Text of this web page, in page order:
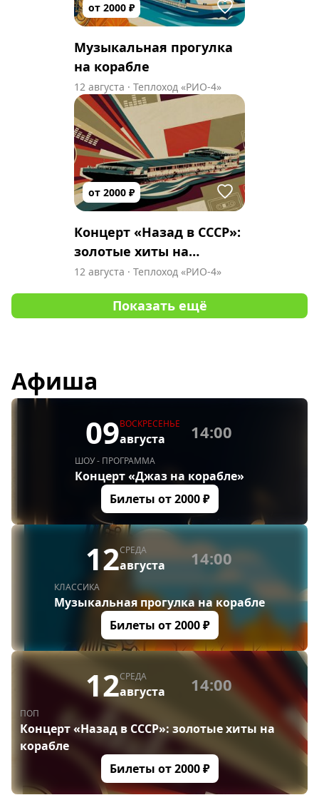
от 2000 ₽
Музыкальная прогулка
на корабле
12 августа · Теплоход «РИО-4»
от 2000 ₽
Концерт «Назад в СССР»:
золотые хиты на
корабле
12 августа · Теплоход «РИО-4»
Показать ещё
Афиша
09ВОСКРЕСЕНЬЕ
августа 14:00
ШОУ - ПРОГРАММА
Концерт «Джаз на корабле»
Билеты от2000₽
12СРЕДА
августа 14:00
КЛАССИКА
Музыкальная прогулка на корабле
Билеты от2000₽
12СРЕДА
августа 14:00
ПОП
Концерт «Назад в СССР»: золотые хиты на
корабле
Билеты от2000₽